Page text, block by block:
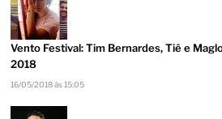
Vento Festival: Tim Bernardes, Tiê e
2018
16/05/2018 às 15:05